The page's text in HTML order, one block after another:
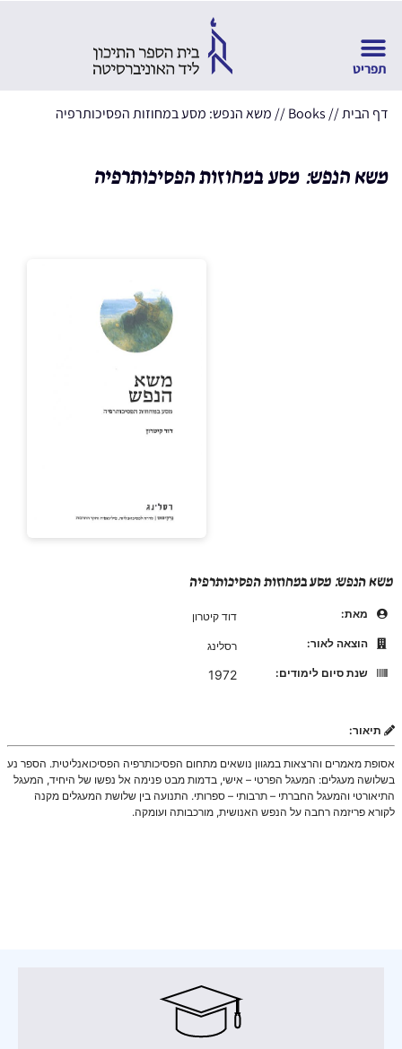
דף הבית//
Books
// משא הנפש: מסע במחוזות הפסיכותרפיה
משא הנפש: מסע במחוזות הפסיכותרפיה
משא הנפש: מסע במחוזות הפסיכותרפיה
מאת:
דוד קיטרון
הוצאה לאור:
רסלינג
שנת סיום לימודים:
1972
תיאור:
אסופת מאמרים והרצאות במגוון נושאים מתחום הפסיכותרפיה הפסיכואנליטית. הספר נע
בשלושה מעגלים: המעגל הפרטי – אישי, בדמות מבט פנימה אל נפשו של היחיד, המעגל
התיאורטי והמעגל החברתי – תרבותי – ספרותי. התנועה בין שלושת המעגלים מקנה
לקורא פריזמה רחבה על הנפש האנושית, מורכבותה ועומקה.